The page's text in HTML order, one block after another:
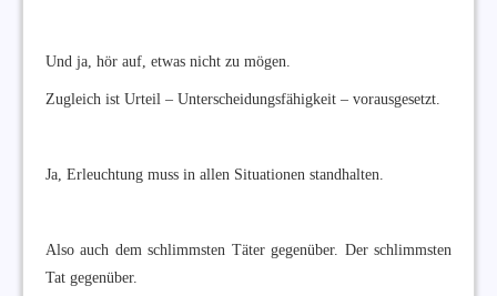
Und ja, hör auf, etwas nicht zu mögen.
Zugleich ist Urteil – Unterscheidungsfähigkeit – vorausgesetzt.
Ja, Erleuchtung muss in allen Situationen standhalten.
Also auch dem schlimmsten Täter gegenüber. Der schlimmsten
Tat gegenüber.